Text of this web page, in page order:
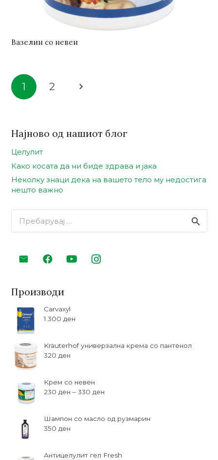
Вазелин со невен
1 2
Најново од нашиот блог
Целулит
Како косата да ни биде здрава и јака
Неколку знаци дека на вашето тело му недостига
нешто важно
Производи
Carvaxyl
1.300 ден
Kräuterhof универзална крема со пантенол
320 ден
Крем со невен
230 ден – 330 ден
Шампон со масло од рузмарин
350 ден
Антицелулит гел Fresh